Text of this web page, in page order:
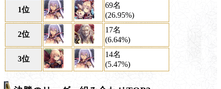
1位
69名
(26.95%)
2位
17名
(6.64%)
3位
14名
(5.47%)